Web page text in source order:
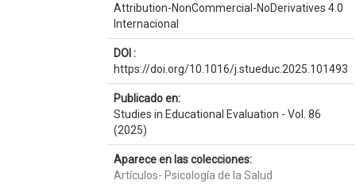
Attribution-NonCommercial-NoDerivatives 4.0
Internacional
DOI :
https://doi.org/10.1016/j.stueduc.2025.101493
Publicado en:
Studies in Educational Evaluation - Vol. 86
(2025)
Aparece en las colecciones:
Artículos- Psicología de la Salud